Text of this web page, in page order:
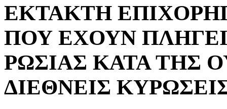
ΕΚΤΑΚΤΗ
ΠΟΥ ΕΧΟΥΝ
ΡΩΣΙΑΣ ΚΑΤΑ ΤΗΣ
ΔΙΕΘΝΕΙΣ